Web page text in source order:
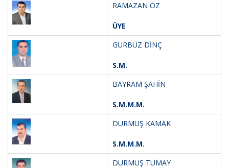
RAMAZAN ÖZ
ÜYE
GÜRBÜZ DİNÇ
S.M.
BAYRAM ŞAHİN
S.M.M.M.
DURMUŞ KAMAK
S.M.M.M.
DURMUŞ TÜMAY